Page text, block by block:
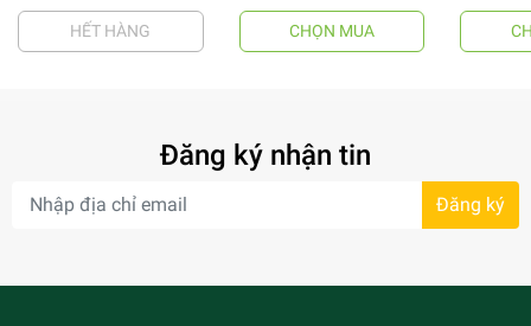
HẾT HÀNG CHỌN MUA
Đăng ký nhận tin
Đăng ký